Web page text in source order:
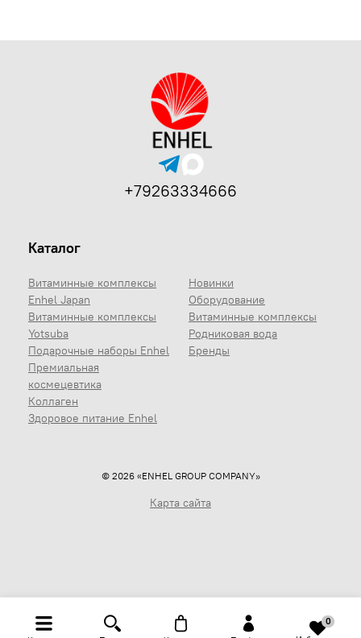
Каталог
Витаминные комплексы
Enhel Japan
Витаминные комплексы
Yotsuba
Подарочные наборы Enhel
Премиальная
космецевтика
Коллаген
Здоровое питание Enhel
Новинки
Оборудование
Витаминные комплексы
Родниковая вода
Бренды
+79263334666
© 2026 «ENHEL GROUP COMPANY»
Карта сайта
0